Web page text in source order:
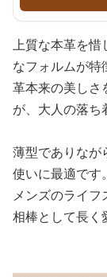
上質な本革を惜
なフォルムが特
革本来の美しさ
が、大人の落ち
薄型でありなが
使いに最適です。
メンズのライ
相棒として長く